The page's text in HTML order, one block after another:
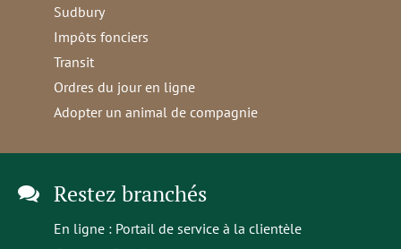
Sudbury
Impôts fonciers
Transit
Ordres du jour en ligne
Adopter un animal de compagnie
Restez branchés
En ligne : Portail de service à la clientèle